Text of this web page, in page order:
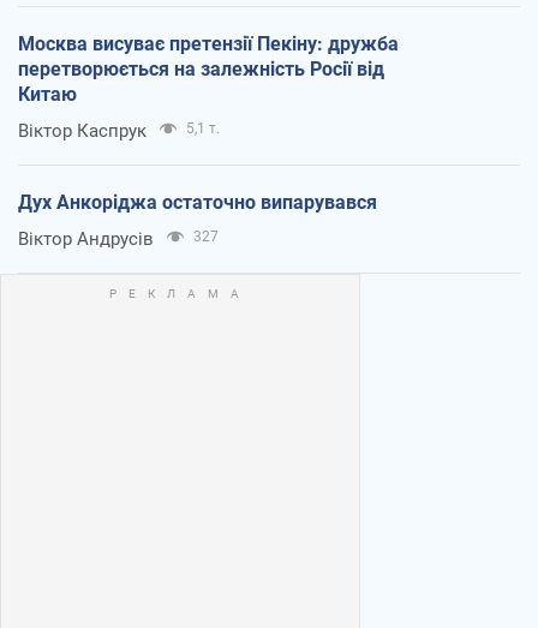
Москва висуває претензії Пекіну: дружба
перетворюється на залежність Росії від
Китаю
Віктор Каспрук 5,1 т.
Дух Анкоріджа остаточно випарувався
Віктор Андрусів 327